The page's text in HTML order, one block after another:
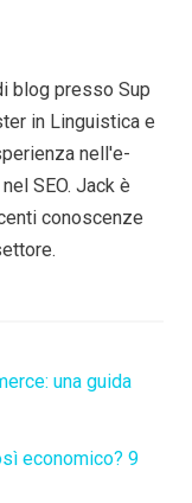
blog presso Sup
in Linguistica e
nell'e-
SEO. Jack è
conoscenze
una guida
economico? 9